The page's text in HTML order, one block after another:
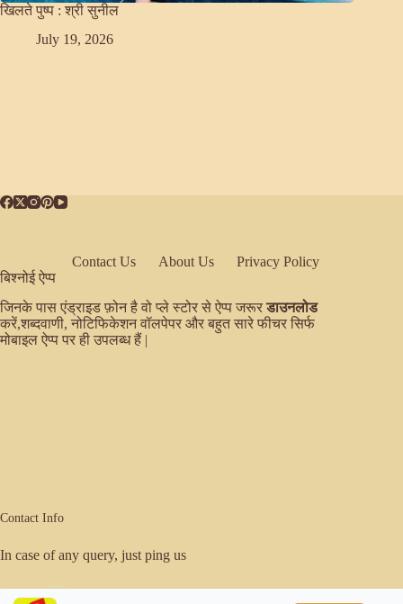
खिलते पुष्प : श्री सुनील
July 19, 2026
Contact Us About Us
Privacy Policy
बिश्नोई ऐप्प
जिनके पास एंड्राइड फ़ोन है वो प्ले स्टोर से ऐप्प जरूरडाउनलोड
करें,शब्दवाणी, नोटिफिकेशन वॉलपेपर और बहुत सारे फीचर सिर्फ
मोबाइल ऐप्प पर ही उपलब्ध हैं |
Contact Info
In case of any query, just ping us